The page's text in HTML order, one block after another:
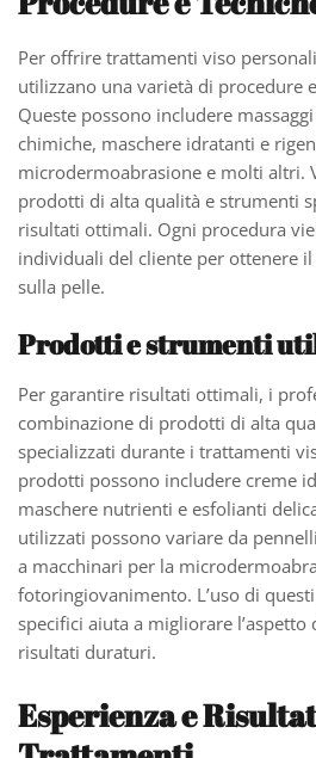
Per offrire trattamenti viso
utilizzano una varietà di procedure
Queste possono includere
chimiche, maschere idratanti e
microdermoabrasione e molti altri.
prodotti di alta qualità e strumenti
risultati ottimali. Ogni procedura
individuali del cliente per ottenere
sulla pelle.
Prodotti e strumenti
Per garantire risultati ottimali, i
combinazione di prodotti di alta
specializzati durante i trattamenti
prodotti possono includere creme
maschere nutrienti e esfolianti
utilizzati possono variare da
a macchinari per la
fotoringiovanimento. L’uso di
specifici aiuta a migliorare
risultati duraturi.
Esperienza e